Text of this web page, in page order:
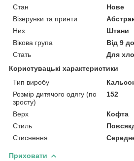
Стан
Нове
Візерунки та принти
Низ
Штани
Вікова група
Від 9
Стать
Для
Користувацькі характеристики
Тип виробу
Розмір дитячого одягу (по
зросту)
152
Верх
Кофта
Стиль
Стиснення
Приховати